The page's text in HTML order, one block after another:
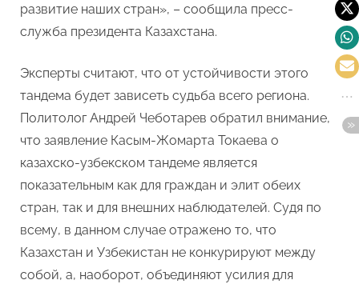
развитие наших стран», – сообщила пресс-
служба президента Казахстана.
Эксперты считают, что от устойчивости этого
тандема будет зависеть судьба всего региона.
Политолог Андрей Чеботарев обратил внимание,
что заявление Касым-Жомарта Токаева о
казахско-узбекском тандеме является
показательным как для граждан и элит обеих
стран, так и для внешних наблюдателей. Судя по
всему, в данном случае отражено то, что
Казахстан и Узбекистан не конкурируют между
собой, а, наоборот, объединяют усилия для